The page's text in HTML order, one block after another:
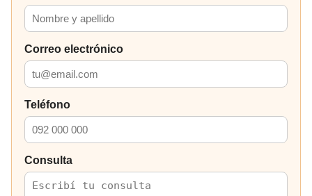
Correo electrónico
Teléfono
Consulta